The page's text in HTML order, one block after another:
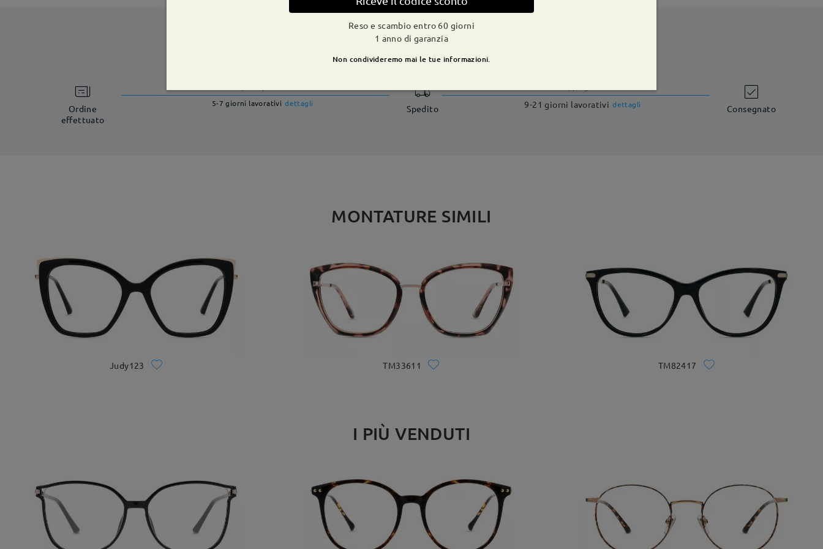
CONSEGNA
Ordine
effettuato
5-7 giorni lavorativi dettagli Spedito 9-21 giorni lavorativi dettagli Consegnato
MONTATURE SIMILI
Judy123 TM33611 TM82417
I PIÙ VENDUTI
Reso e scambio entro 60 giorni
1 anno di garanzia
Non condivideremo mai le tue informazioni.